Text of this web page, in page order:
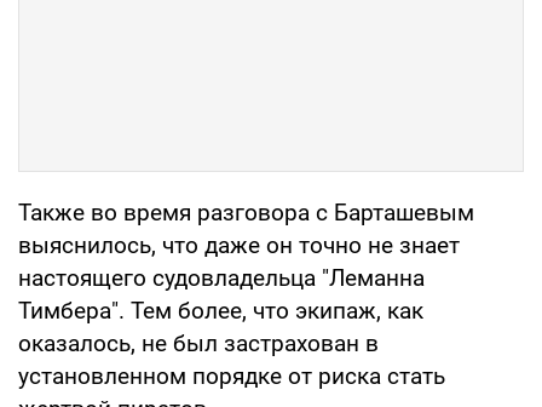
Также во время разговора с Барташевым
выяснилось, что даже он точно не знает
настоящего судовладельца "Леманна
Тимбера". Тем более, что экипаж, как
оказалось, не был застрахован в
установленном порядке от риска стать